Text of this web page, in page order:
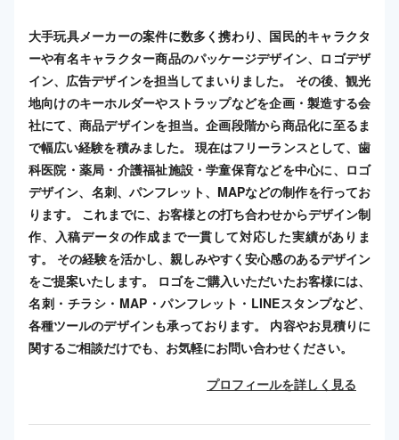
大手玩具メーカーの案件に数多く携わり、国民的キャラクタ
ーや有名キャラクター商品のパッケージデザイン、ロゴデザ
イン、広告デザインを担当してまいりました。 その後、観光
地向けのキーホルダーやストラップなどを企画・製造する会
社にて、商品デザインを担当。企画段階から商品化に至るま
で幅広い経験を積みました。 現在はフリーランスとして、歯
科医院・薬局・介護福祉施設・学童保育などを中心に、ロゴ
デザイン、名刺、パンフレット、MAPなどの制作を行ってお
ります。 これまでに、お客様との打ち合わせからデザイン制
作、入稿データの作成まで一貫して対応した実績がありま
す。 その経験を活かし、親しみやすく安心感のあるデザイン
をご提案いたします。 ロゴをご購入いただいたお客様には、
名刺・チラシ・MAP・パンフレット・LINEスタンプなど、
各種ツールのデザインも承っております。 内容やお見積りに
関するご相談だけでも、お気軽にお問い合わせください。
プロフィールを詳しく見る